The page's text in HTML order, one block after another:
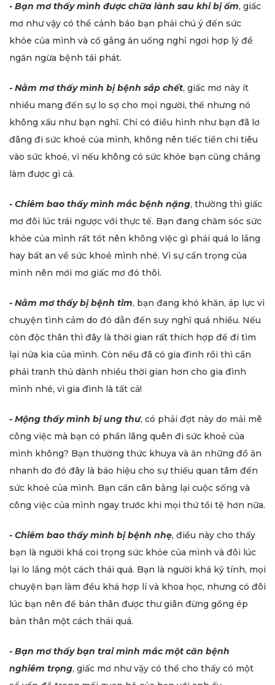
- Bạn mơ thấy mình được chữa lành sau khi bị ốm, giấc
mơ như vậy có thể cảnh báo bạn phải chú ý đến sức
khỏe của mình và cố gắng ăn uống nghỉ ngơi hợp lý để
ngăn ngừa bệnh tái phát.
- Nằm mơ thấy mình bị bệnh sắp chết, giấc mơ này ít
nhiều mang đến sự lo sợ cho mọi người, thế nhưng nó
không xấu như bạn nghĩ. Chỉ có điều hình như bạn đã lơ
đãng đi sức khoẻ của mình, không nên tiếc tiền chi tiêu
vào sức khoẻ, vì nếu không có sức khỏe bạn cũng chẳng
làm được gì cả.
- Chiêm bao thấy mình mắc bệnh nặng, thường thì giấc
mơ đôi lúc trái ngược với thực tế. Bạn đang chăm sóc sức
khỏe của mình rất tốt nên không việc gì phải quá lo lắng
hay bất an về sức khoẻ mình nhé. Vì sự cẩn trọng của
mình nên mới mơ giấc mơ đó thôi.
- Nằm mơ thấy bị bệnh tim, bạn đang khó khăn, áp lực vì
chuyện tình cảm do đó dẫn đến suy nghĩ quá nhiều. Nếu
còn độc thân thì đây là thời gian rất thích hợp để đi tìm
lại nửa kia của mình. Còn nếu đã có gia đình rồi thì cần
phải tranh thủ dành nhiều thời gian hơn cho gia đình
mình nhé, vì gia đình là tất cả!
- Mộng thấy mình bị ung thư, có phải đợt này do mải mê
công việc mà bạn có phần lãng quên đi sức khoẻ của
mình không? Bạn thường thức khuya và ăn những đồ ăn
nhanh do đó đây là báo hiệu cho sự thiếu quan tâm đến
sức khoẻ của mình. Bạn cần cân bằng lại cuộc sống và
công việc của mình ngay trước khi mọi thứ tồi tệ hơn nữa.
- Chiêm bao thấy mình bị bệnh nhẹ, điều này cho thấy
bạn là người khá coi trọng sức khỏe của mình và đôi lúc
lại lo lắng một cách thái quá. Bạn là người khá kỹ tính, mọi
chuyện bạn làm đều khá hợp lí và khoa học, nhưng có đôi
lúc bạn nên để bản thân được thư giãn đừng gồng ép
bản thân một cách thái quá.
- Bạn mơ thấy bạn trai mình mắc một căn bệnh
nghiêm trọng, giấc mơ như vậy có thể cho thấy có một